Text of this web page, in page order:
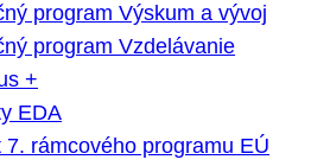
program Výskum a vývoj
program Vzdelávanie
+
EDA
7. rámcového programu EÚ